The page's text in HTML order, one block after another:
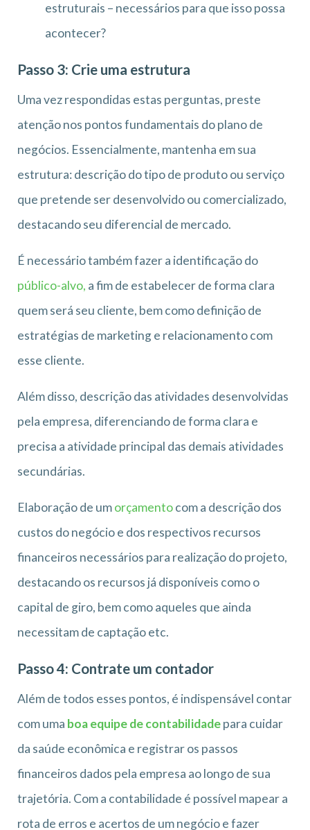
estruturais – necessários para que isso possa
acontecer?
Passo 3: Crie uma estrutura
Uma vez respondidas estas perguntas, preste
atenção nos pontos fundamentais do plano de
negócios. Essencialmente, mantenha em sua
estrutura: descrição do tipo de produto ou serviço
que pretende ser desenvolvido ou comercializado,
destacando seu diferencial de mercado.
É necessário também fazer a identificação do
público-alvo, a fim de estabelecer de forma clara
quem será seu cliente, bem como definição de
estratégias de marketing e relacionamento com
esse cliente.
Além disso, descrição das atividades desenvolvidas
pela empresa, diferenciando de forma clara e
precisa a atividade principal das demais atividades
secundárias.
Elaboração de umorçamentocom a descrição dos
custos do negócio e dos respectivos recursos
financeiros necessários para realização do projeto,
destacando os recursos já disponíveis como o
capital de giro, bem como aqueles que ainda
necessitam de captação etc.
Passo 4: Contrate um contador
Além de todos esses pontos, é indispensável contar
com uma boa equipe de contabilidadepara cuidar
da saúde econômica e registrar os passos
financeiros dados pela empresa ao longo de sua
trajetória. Com a contabilidade é possível mapear a
rota de erros e acertos de um negócio e fazer